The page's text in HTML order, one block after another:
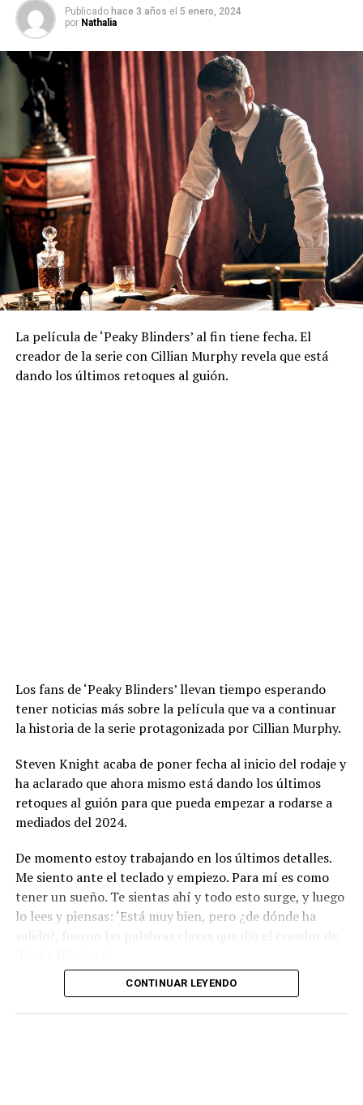
Publicado hace 3 años el 5 enero, 2024
por Nathalia
La película de ‘Peaky Blinders’ al fin tiene fecha. El
creador de la serie con Cillian Murphy revela que está
dando los últimos retoques al guión.
Los fans de ‘Peaky Blinders’ llevan tiempo esperando
tener noticias más sobre la película que va a continuar
la historia de la serie protagonizada por Cillian Murphy.
Steven Knight acaba de poner fecha al inicio del rodaje y
ha aclarado que ahora mismo está dando los últimos
retoques al guión para que pueda empezar a rodarse a
mediados del 2024.
De momento estoy trabajando en los últimos detalles.
Me siento ante el teclado y empiezo. Para mí es como
tener un sueño. Te sientas ahí y todo esto surge, y luego
lo lees y piensas: ‘Está muy bien, pero ¿de dónde ha
CONTINUAR LEYENDO